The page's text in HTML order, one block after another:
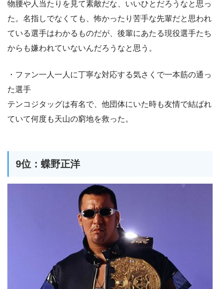
物腰や人当たりを見て素敵だな、いいひとだろうなと思っ
た。名指しでなくても、怖かったり苦手な先輩だと思われ
ている選手はわかるものだが、後輩にあたる現役選手たち
からも嫌われていないんだろうなと思う。
・ファン一人一人に丁寧な対応する気さくで一本筋の通っ
た選手
テンコジタッグは有名で、他団体にいた時も友情で結ばれ
ていて何度も天山の窮地を救った。
9位：蝶野正洋